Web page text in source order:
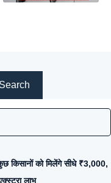
Search
किसानों को मिलेंगे सीधे ₹3,000,
लाभ